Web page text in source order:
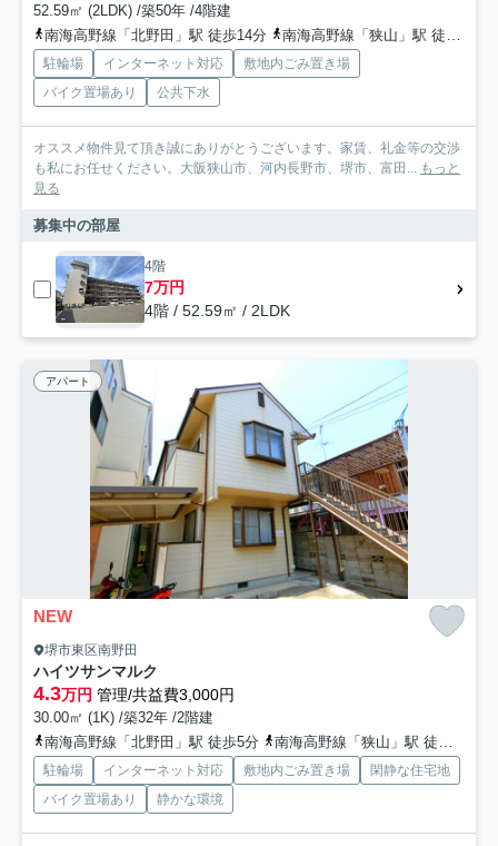
52.59㎡ (2LDK) /築50年 /4階建
南海高野線「北野田」駅 徒歩14分
南海高野線「狭山」駅 徒歩23分
駐輪場 インターネット対応
敷地内ごみ置き場
バイク置場あり
公共下水
オススメ物件見て頂き誠にありがとうございます。家賃、礼金等の交渉
も私にお任せください。大阪狭山市、河内長野市、堺市、富田... もっと
見る
募集中の部屋
4階
7万円
4階 / 52.59㎡ / 2LDK
アパート
NEW
堺市東区南野田
ハイツサンマルク
4.3万円 管理/共益費3,000円
30.00㎡ (1K) /築32年 /2階建
南海高野線「北野田」駅 徒歩5分
南海高野線「狭山」駅 徒歩8分
駐輪場 インターネット対応 敷地内ごみ置き場
閑静な住宅地
バイク置場あり
静かな環境